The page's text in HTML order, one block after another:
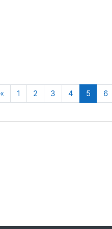
«Iepriekšējā lapa
1 Lapa 1
2Lapa 2
3Lapa 3
4Lapa 4
5Lapa 5
6